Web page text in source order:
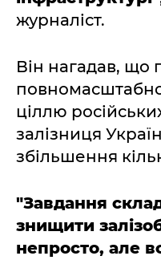
журналіст.
Він нагадав, що
ціллю
залізниця
збільшення
"Завдання
знищити
непросто, але